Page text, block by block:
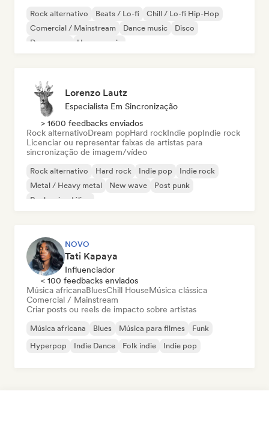
Rock alternativo Beats / Lo-fi
Chill / Lo-fi Hip-Hop
Comercial / Mainstream
Dance music
Disco
Dream pop
House music
Lorenzo Lautz
Especialista Em Sincronização
> 1600 feedbacks enviados
Rock alternativoDream popHard rockIndie popIndie rock
Licenciar ou representar faixas de artistas para
sincronização de imagem/vídeo
Rock alternativo Hard rock Indie pop
Indie rock
Metal / Heavy metal
New wave
Post punk
Rock psicodélico
NOVO
Tati Kapaya
Influenciador
< 100 feedbacks enviados
Música africanaBluesChill HouseMúsica clássica
Comercial / Mainstream
Criar posts ou reels de impacto sobre artistas
Música africana Blues Música para filmes
Funk
Hyperpop
Indie Dance Folk indie Indie pop